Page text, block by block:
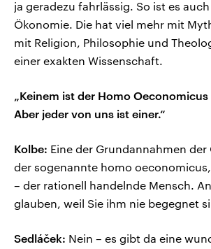
ja geradezu fahrlässig. So ist es
Ökonomie. Die hat viel mehr mit
mit Religion, Philosophie und
einer exakten Wissenschaft.
„Keinem ist der Homo
Aber jeder von uns ist einer.“
Kolbe: Eine der Grundannahmen
der sogenannte homo
– der rationell handelnde Mensch.
glauben, weil Sie ihm nie begegnet
Sedláček: Nein – es gibt da eine